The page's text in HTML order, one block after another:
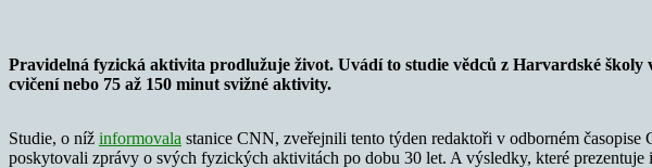
Pravidelná fyzická aktivita prodlužuje život. Uvádí to studie vědců z Harvardské
cvičení nebo 75 až 150 minut svižné aktivity.
Studie, o níž informovala stanice CNN, zveřejnili tento týden redaktoři v odborném
poskytovali zprávy o svých fyzických aktivitách po dobu 30 let. A výsledky, které